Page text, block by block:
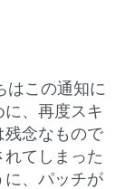
はこの通知に
、再度スキ
残念なもので
れてしまった
に、パッチが